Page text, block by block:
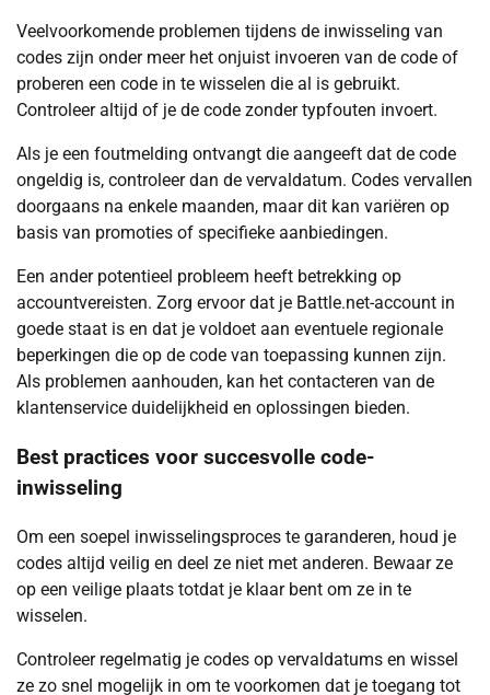
Veelvoorkomende problemen tijdens de inwisseling van
codes zijn onder meer het onjuist invoeren van de code of
proberen een code in te wisselen die al is gebruikt.
Controleer altijd of je de code zonder typfouten invoert.
Als je een foutmelding ontvangt die aangeeft dat de code
ongeldig is, controleer dan de vervaldatum. Codes vervallen
doorgaans na enkele maanden, maar dit kan variëren op
basis van promoties of specifieke aanbiedingen.
Een ander potentieel probleem heeft betrekking op
accountvereisten. Zorg ervoor dat je Battle.net-account in
goede staat is en dat je voldoet aan eventuele regionale
beperkingen die op de code van toepassing kunnen zijn.
Als problemen aanhouden, kan het contacteren van de
klantenservice duidelijkheid en oplossingen bieden.
Best practices voor succesvolle code-
inwisseling
Om een soepel inwisselingsproces te garanderen, houd je
codes altijd veilig en deel ze niet met anderen. Bewaar ze
op een veilige plaats totdat je klaar bent om ze in te
wisselen.
Controleer regelmatig je codes op vervaldatums en wissel
ze zo snel mogelijk in om te voorkomen dat je toegang tot